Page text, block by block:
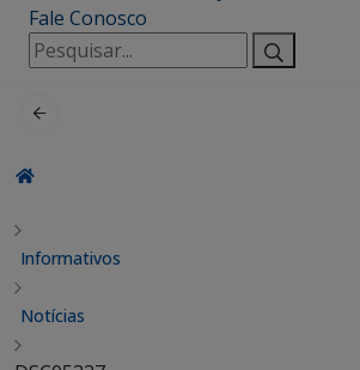
Fale Conosco
Pesquisar
por:
Informativos
Notícias